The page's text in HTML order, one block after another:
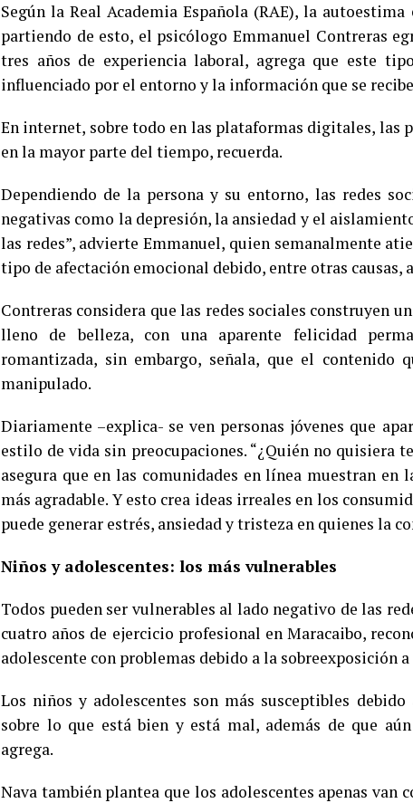
Según la Real Academia Española (RAE), la
partiendo de esto, el psicólogo Emmanuel Contreras
tres años de experiencia laboral, agrega que este
influenciado por el entorno y la información que se
En internet, sobre todo en las plataformas digitales, las
en la mayor parte del tiempo, recuerda.
Dependiendo de la persona y su entorno, las redes
negativas como la depresión, la ansiedad y el
las redes”, advierte Emmanuel, quien semanalmente
tipo de afectación emocional debido, entre otras
Contreras considera que las redes sociales construyen
lleno de belleza, con una aparente felicidad
romantizada, sin embargo, señala, que el contenido
manipulado.
Diariamente –explica- se ven personas jóvenes que
estilo de vida sin preocupaciones. “¿Quién no quisiera
asegura que en las comunidades en línea muestran en
más agradable. Y esto crea ideas irreales en los
puede generar estrés, ansiedad y tristeza en quienes la
Niños y adolescentes: los más vulnerables
Todos pueden ser vulnerables al lado negativo de las
cuatro años de ejercicio profesional en Maracaibo,
adolescente con problemas debido a la sobreexposición
Los niños y adolescentes son más susceptibles
sobre lo que está bien y está mal, además de que
agrega.
Nava también plantea que los adolescentes apenas van